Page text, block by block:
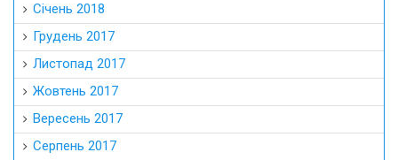
Січень 2018
Грудень 2017
Листопад 2017
Жовтень 2017
Вересень 2017
Серпень 2017